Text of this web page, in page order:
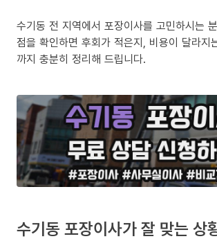
수기동 전 지역에서 포장이사를 고민하시는
점을 확인하면 후회가 적은지, 비용이 달라지
까지 충분히 정리해 드립니다.
수기동 포장이사가 잘 맞는 상